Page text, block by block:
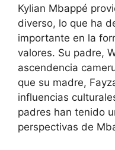
Kylian Mbappé
diverso, lo que ha
importante en la
valores. Su padre,
ascendencia
que su madre,
influencias
padres han tenido
perspectivas de